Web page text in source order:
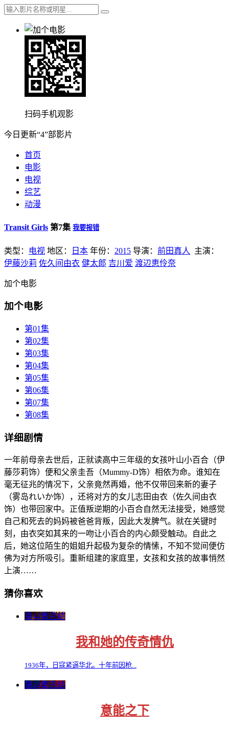
扫码手机观影
今日更新“4”部影片
首页
电影
电视
综艺
动漫
Transit Girls 第7集 我要报错
类型： 电视 地区： 日本 年份： 2015 导演： 前田真人
主演：
伊藤沙莉 佐久间由衣 健太郎 吉川爱 渡辺恵伶奈
加个电影
加个电影
第01集
第02集
第03集
第04集
第05集
第06集
第07集
第08集
详细剧情
一年前母亲去世后，正就读高中三年级的女孩叶山小百合（伊
藤莎莉饰）便和父亲圭吾（Mummy-D饰）相依为命。谁知在
毫无征兆的情况下，父亲竟然再婚，他不仅带回来新的妻子
（雾岛れいか饰），还将对方的女儿志田由衣（佐久间由衣
饰）也带回家中。正值叛逆期的小百合自然无法接受，她感觉
自己和死去的妈妈被爸爸背叛，因此大发脾气。就在关键时
刻，由衣突如其来的一吻让小百合的内心颇受触动。自此之
后，她这位陌生的姐姐升起极为复杂的情愫，不知不觉间便仿
佛为对方所吸引。重新组建的家庭里，女孩和女孩的故事悄然
上演……
猜你喜欢
第44集完结
我和她的传奇情仇
1936年，日寇紧逼华北。十年前因枪...
第24集完结
意能之下